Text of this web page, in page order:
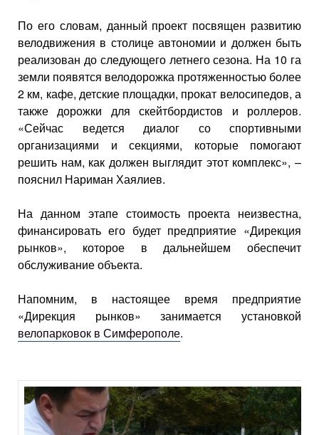
По его словам, данный проект посвящен развитию
велодвижения в столице автономии и должен быть
реализован до следующего летнего сезона. На 10 га
земли появятся велодорожка протяженностью более
2 км, кафе, детские площадки, прокат велосипедов, а
также дорожки для скейтбордистов и роллеров.
«Сейчас ведется диалог со спортивными
организациями и секциями, которые помогают
решить нам, как должен выглядит этот комплекс», –
пояснил Нариман Хаялиев.
На данном этапе стоимость проекта неизвестна,
финансировать его будет предприятие «Дирекция
рынков», которое в дальнейшем обеспечит
обслуживание объекта.
Напомним, в настоящее время предприятие
«Дирекция рынков» занимается установкой
велопарковок в Симферополе.